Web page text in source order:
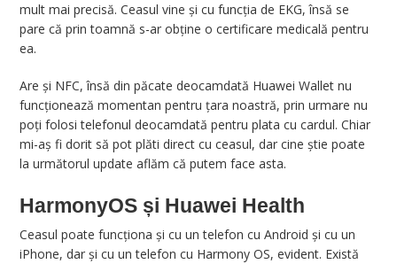
mult mai precisă. Ceasul vine și cu funcția de EKG, însă se
pare că prin toamnă s-ar obține o certificare medicală pentru
ea.
Are și NFC, însă din păcate deocamdată Huawei Wallet nu
funcționează momentan pentru țara noastră, prin urmare nu
poți folosi telefonul deocamdată pentru plata cu cardul. Chiar
mi-aș fi dorit să pot plăti direct cu ceasul, dar cine știe poate
la următorul update aflăm că putem face asta.
HarmonyOS și Huawei Health
Ceasul poate funcționa și cu un telefon cu Android și cu un
iPhone, dar și cu un telefon cu Harmony OS, evident. Există